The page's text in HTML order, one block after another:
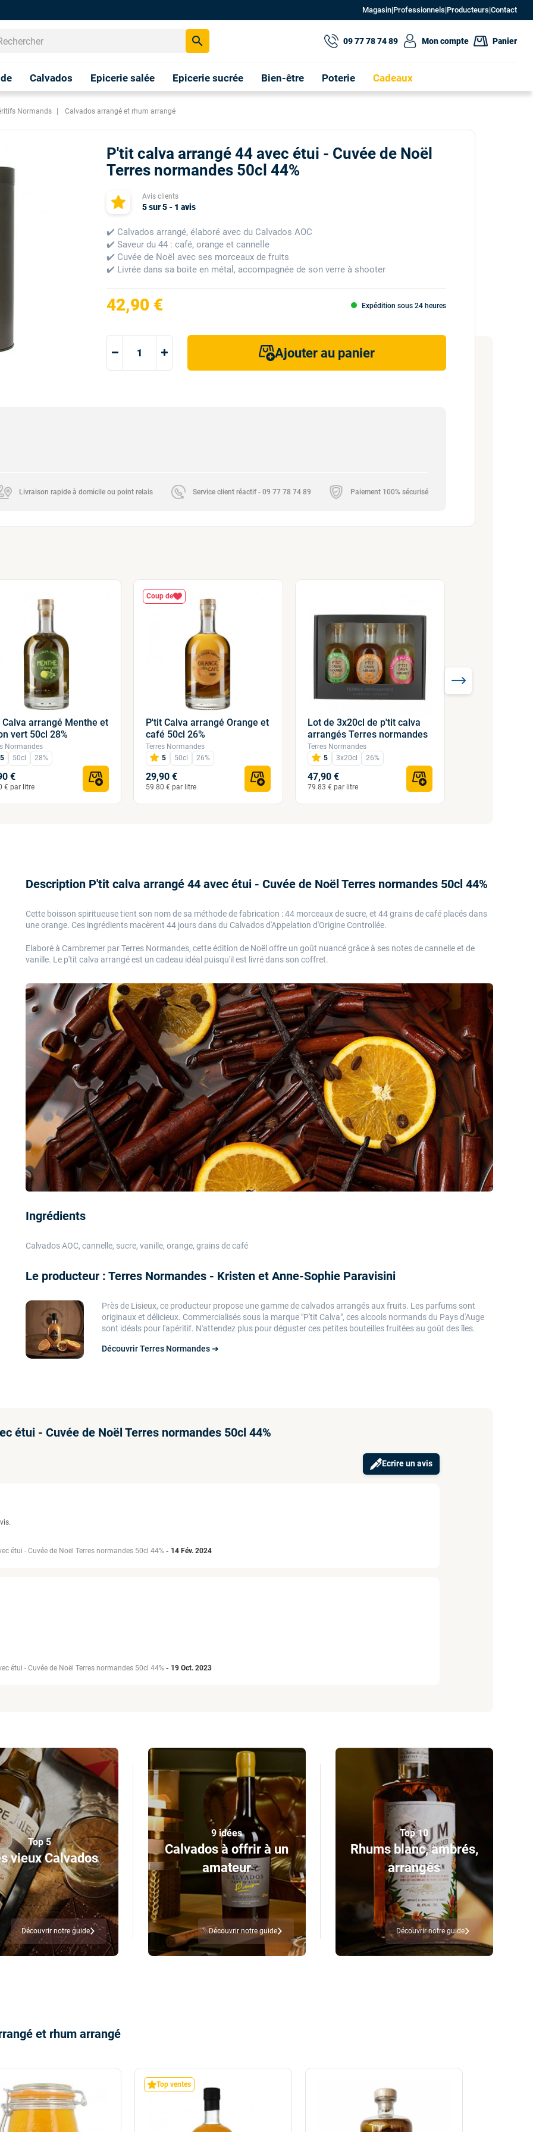
Magasin|Professionnels|Producteurs|Contact
search
Calvados Epicerie salée Epicerie sucrée Bien-être Poterie Cadeaux
09 77 78 74 89 Mon compte Panier
Normands Calvados arrangé et rhum arrangé
P'tit calva arrangé 44 avec étui - Cuvée de Noël
Terres normandes 50cl 44%
Avis clients
5sur5 - 1avis
✔️ Calvados arrangé, élaboré avec du Calvados AOC
✔️ Saveur du 44 : café, orange et cannelle
✔️ Cuvée de Noël avec ses morceaux de fruits
✔️ Livrée dans sa boite en métal, accompagnée de son verre à shooter
42,90 € Expédition sous 24 heures
Ajouter au panier
Livraison rapide à domicile ou point relais Service client réactif - 09 77 78 74 89 Paiement 100% sécurisé
Calva arrangé Menthe et
vert 50cl 28%
Normandes
5
50cl 28%
€
€ par litre
Coup de
P'tit Calva arrangé Orange et
café 50cl 26%
Terres Normandes
5
50cl 26%
29,90 €
59.80 € par litre
Lot de 3x20cl de p'tit calva
arrangés Terres normandes
Terres Normandes
5
3x20cl 26%
47,90 €
79.83 € par litre
Description P'tit calva arrangé 44 avec étui - Cuvée de Noël Terres normandes 50cl 44%
Cette boisson spiritueuse tient son nom de sa méthode de fabrication : 44 morceaux de sucre, et 44 grains de café placés dans
une orange. Ces ingrédients macèrent 44 jours dans du Calvados d'Appelation d'Origine Controllée.
Elaboré à Cambremer par Terres Normandes, cette édition de Noël offre un goût nuancé grâce à ses notes de cannelle et de
vanille. Le p'tit calva arrangé est un cadeau idéal puisqu'il est livré dans son coffret.
Ingrédients
Calvados AOC, cannelle, sucre, vanille, orange, grains de café
Le producteur : Terres Normandes - Kristen et Anne-Sophie Paravisini
Près de Lisieux, ce producteur propose une gamme de calvados arrangés aux fruits. Les parfums sont
originaux et délicieux. Commercialisés sous la marque "P'tit Calva", ces alcools normands du Pays d'Auge
sont idéals pour l'apéritif. N'attendez plus pour déguster ces petites bouteilles fruitées au goût des îles.
Découvrir Terres Normandes ➔
étui - Cuvée de Noël Terres normandes 50cl 44%
Ecrire un avis
étui - Cuvée de Noël Terres normandes 50cl 44% - 14 Fév. 2024
étui - Cuvée de Noël Terres normandes 50cl 44% - 19 Oct. 2023
Top 5
vieux Calvados
Découvrir notre guide
9 idées
Calvados à offrir à un
amateur
Découvrir notre guide
Top 10
Rhums blanc, ambrés,
arrangés
Découvrir notre guide
et rhum arrangé
Top ventes